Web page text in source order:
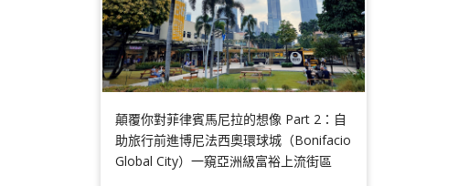
顛覆你對菲律賓馬尼拉的想像 Part 2：自
助旅行前進博尼法西奧環球城（Bonifacio
Global City）一窺亞洲級富裕上流街區